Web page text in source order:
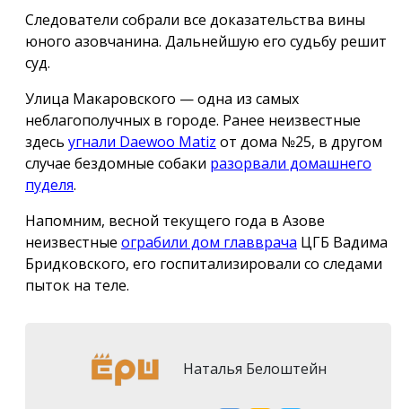
Следователи собрали все доказательства вины
юного азовчанина. Дальнейшую его судьбу решит
суд.
Улица Макаровского — одна из самых
неблагополучных в городе. Ранее неизвестные
здесь угнали Daewoo Matiz от дома №25, в другом
случае бездомные собаки разорвали домашнего
пуделя.
Напомним, весной текущего года в Азове
неизвестные ограбили дом главврача ЦГБ Вадима
Бридковского, его госпитализировали со следами
пыток на теле.
Наталья Белоштейн